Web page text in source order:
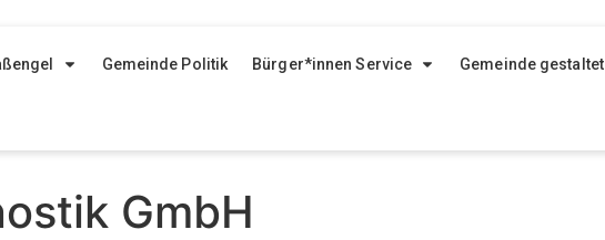
Gemeinde Politik Bürger*innen Service Gemeinde gestaltet
GmbH